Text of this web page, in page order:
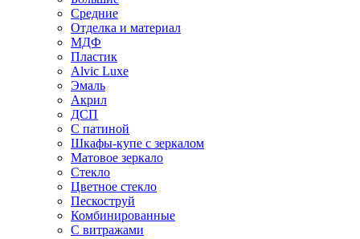
Средние
Отделка и материал
МДФ
Пластик
Alvic Luxe
Эмаль
Акрил
ДСП
С патиной
Шкафы-купе с зеркалом
Матовое зеркало
Стекло
Цветное стекло
Пескоструй
Комбинированные
С витражами